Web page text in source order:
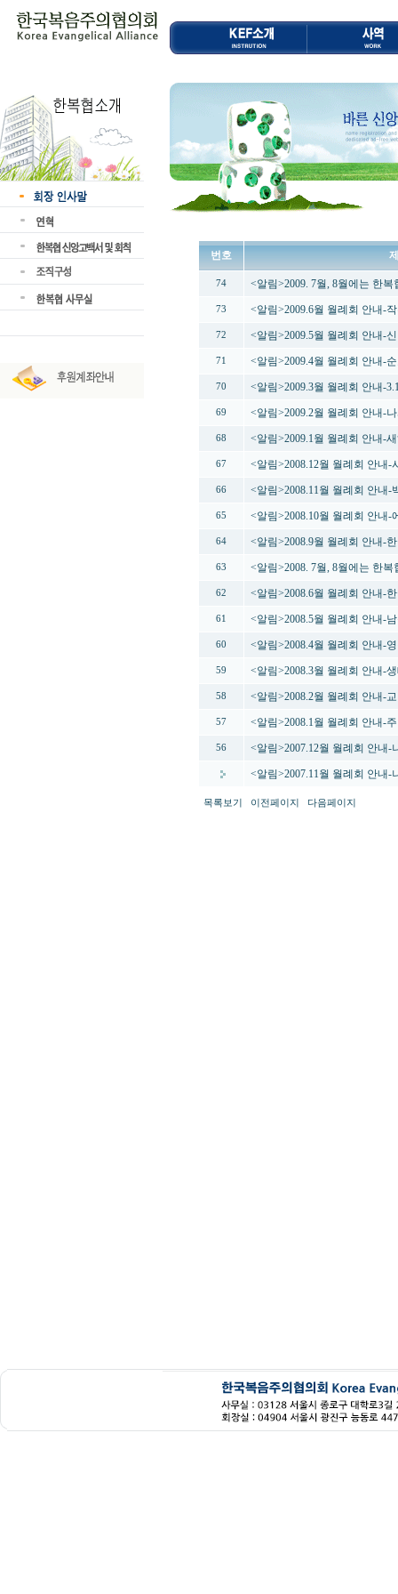
번호
74 <알림>2009. 7월, 8월에는 한
73 <알림>2009.6월 월례회 안내-
72 <알림>2009.5월 월례회 안내-
71 <알림>2009.4월 월례회 안내-
70 <알림>2009.3월 월례회 안내-
69 <알림>2009.2월 월례회 안내-
68 <알림>2009.1월 월례회 안내-
67 <알림>2008.12월 월례회 안내
66 <알림>2008.11월 월례회 안내
65 <알림>2008.10월 월례회 안내-
64 <알림>2008.9월 월례회 안내-
63 <알림>2008. 7월, 8월에는 한
62 <알림>2008.6월 월례회 안내-
61 <알림>2008.5월 월례회 안내-
60 <알림>2008.4월 월례회 안내-
59 <알림>2008.3월 월례회 안내-
58 <알림>2008.2월 월례회 안내-
57 <알림>2008.1월 월례회 안내-
56 <알림>2007.12월 월례회 안내
<알림>2007.11월 월례회 안내-
목록보기 이전페이지 다음페이지